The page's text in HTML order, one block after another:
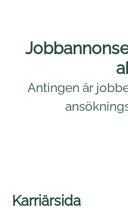
Antingen är
Karriärsida